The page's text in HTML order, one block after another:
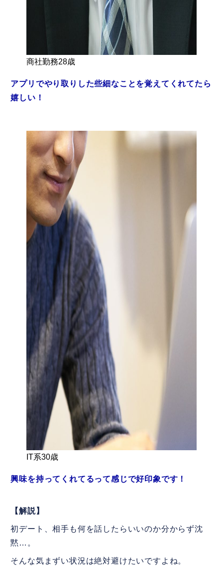
商社勤務28歳
アプリでやり取りした些細なことを覚えてくれてたら
嬉しい！
IT系30歳
興味を持ってくれてるって感じで好印象です！
【解説】
初デート、相手も何を話したらいいのか分からず沈
黙…。
そんな気まずい状況は絶対避けたいですよね。